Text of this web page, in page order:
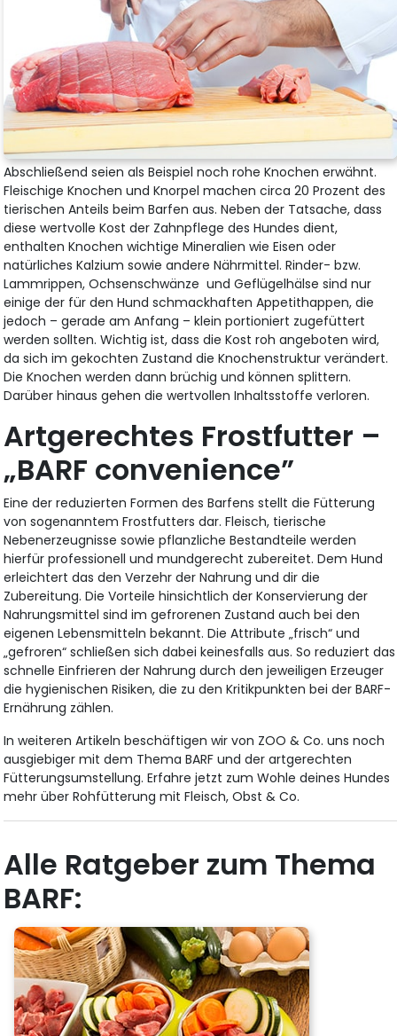
Abschließend seien als Beispiel noch rohe Knochen erwähnt.
Fleischige Knochen und Knorpel machen circa 20 Prozent des
tierischen Anteils beim Barfen aus. Neben der Tatsache, dass
diese wertvolle Kost der Zahnpflege des Hundes dient,
enthalten Knochen wichtige Mineralien wie Eisen oder
natürliches Kalzium sowie andere Nährmittel. Rinder- bzw.
Lammrippen, Ochsenschwänze und Geflügelhälse sind nur
einige der für den Hund schmackhaften Appetithappen, die
jedoch – gerade am Anfang – klein portioniert zugefüttert
werden sollten. Wichtig ist, dass die Kost roh angeboten wird,
da sich im gekochten Zustand die Knochenstruktur verändert.
Die Knochen werden dann brüchig und können splittern.
Darüber hinaus gehen die wertvollen Inhaltsstoffe verloren.
Artgerechtes Frostfutter –
„BARF convenience”
Eine der reduzierten Formen des Barfens stellt die Fütterung
von sogenanntem Frostfutters dar. Fleisch, tierische
Nebenerzeugnisse sowie pflanzliche Bestandteile werden
hierfür professionell und mundgerecht zubereitet. Dem Hund
erleichtert das den Verzehr der Nahrung und dir die
Zubereitung. Die Vorteile hinsichtlich der Konservierung der
Nahrungsmittel sind im gefrorenen Zustand auch bei den
eigenen Lebensmitteln bekannt. Die Attribute „frisch“ und
„gefroren“ schließen sich dabei keinesfalls aus. So reduziert das
schnelle Einfrieren der Nahrung durch den jeweiligen Erzeuger
die hygienischen Risiken, die zu den Kritikpunkten bei der BARF-
Ernährung zählen.
In weiteren Artikeln beschäftigen wir von ZOO & Co. uns noch
ausgiebiger mit dem Thema BARF und der artgerechten
Fütterungsumstellung. Erfahre jetzt zum Wohle deines Hundes
mehr über Rohfütterung mit Fleisch, Obst & Co.
Alle Ratgeber zum Thema
BARF: